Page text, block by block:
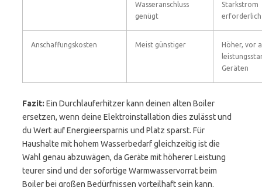
Wasseranschluss
genügt
Starkstrom
erforderlich
Anschaffungskosten Meist günstiger
Höher, vor
Geräten
Fazit: Ein Durchlauferhitzer kann deinen alten Boiler
ersetzen, wenn deine Elektroinstallation dies zulässt und
du Wert auf Energieersparnis und Platz sparst. Für
Haushalte mit hohem Wasserbedarf gleichzeitig ist die
Wahl genau abzuwägen, da Geräte mit höherer Leistung
teurer sind und der sofortige Warmwasservorrat beim
Boiler bei großen Bedürfnissen vorteilhaft sein kann.